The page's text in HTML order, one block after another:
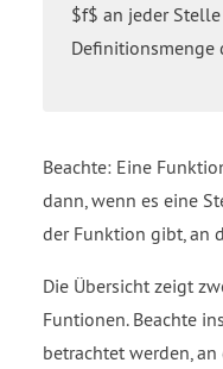
$f$ an jeder
Definitionsmenge
Beachte: Eine
dann, wenn es eine
der Funktion gibt, an
Die Übersicht zeigt
Funtionen. Beachte
betrachtet werden,